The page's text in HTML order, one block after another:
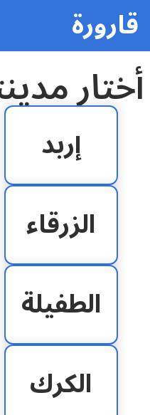
قارورة
أختار
إربد
الزرقاء
الطفيلة
الكرك